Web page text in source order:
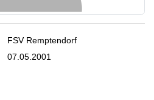
FSV Remptendorf
07.05.2001